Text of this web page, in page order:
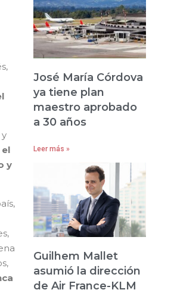
y
José María Córdova
ya tiene plan
maestro aprobado
a 30 años
Leer más »
Guilhem Mallet
asumió la dirección
de Air France-KLM